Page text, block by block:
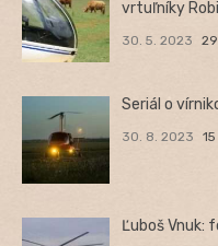
vrtuľníky
30. 5. 2023
Seriál o
30. 8. 2023
Ľuboš Vnuk: